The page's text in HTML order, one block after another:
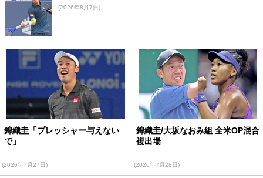
(2026年8月7日)
錦織圭「プレッシャー与えない
で」
(2026年7月27日)
錦織圭/大坂なおみ組 全米OP混合
複出場
(2026年7月28日)